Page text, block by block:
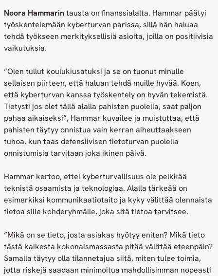
Noora Hammarintausta on finanssialalta. Hammar päätyi
työskentelemään kyberturvan parissa, sillä hän haluaa
tehdä työkseen merkityksellisiä asioita, joilla on positiivisia
vaikutuksia.
”Olen tullut koulukiusatuksi ja se on tuonut minulle
sellaisen piirteen, että haluan tehdä muille hyvää. Koen,
että kyberturvan kanssa työskentely on hyvän tekemistä.
Tietysti jos olet tällä alalla pahisten puolella, saat paljon
pahaa aikaiseksi”, Hammar kuvailee ja muistuttaa, että
pahisten täytyy onnistua vain kerran aiheuttaakseen
tuhoa, kun taas defensiivisen tietoturvan puolella
onnistumisia tarvitaan joka ikinen päivä.
Hammar kertoo, ettei kyberturvallisuus ole pelkkää
teknistä osaamista ja teknologiaa. Alalla tärkeää on
esimerkiksi kommunikaatiotaito ja kyky välittää olennaista
tietoa sille kohderyhmälle, joka sitä tietoa tarvitsee.
”Mikä on se tieto, josta asiakas hyötyy eniten? Mikä tieto
tästä kaikesta kokonaismassasta pitää välittää eteenpäin?
Samalla täytyy olla tilannetajua siitä, miten tulee toimia,
jotta riskejä saadaan minimoitua mahdollisimman nopeasti